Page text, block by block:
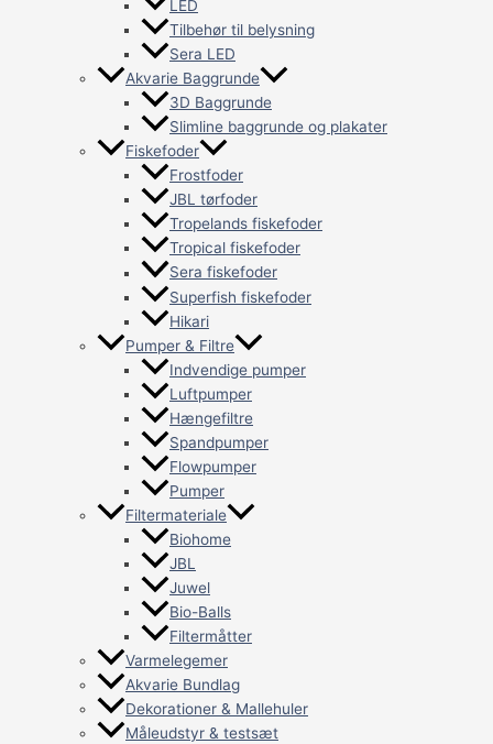
LED
Tilbehør til belysning
Sera LED
Akvarie Baggrunde
3D Baggrunde
Slimline baggrunde og plakater
Fiskefoder
Frostfoder
JBL tørfoder
Tropelands fiskefoder
Tropical fiskefoder
Sera fiskefoder
Superfish fiskefoder
Hikari
Pumper & Filtre
Indvendige pumper
Luftpumper
Hængefiltre
Spandpumper
Flowpumper
Pumper
Filtermateriale
Biohome
JBL
Juwel
Bio-Balls
Filtermåtter
Varmelegemer
Akvarie Bundlag
Dekorationer & Mallehuler
Måleudstyr & testsæt